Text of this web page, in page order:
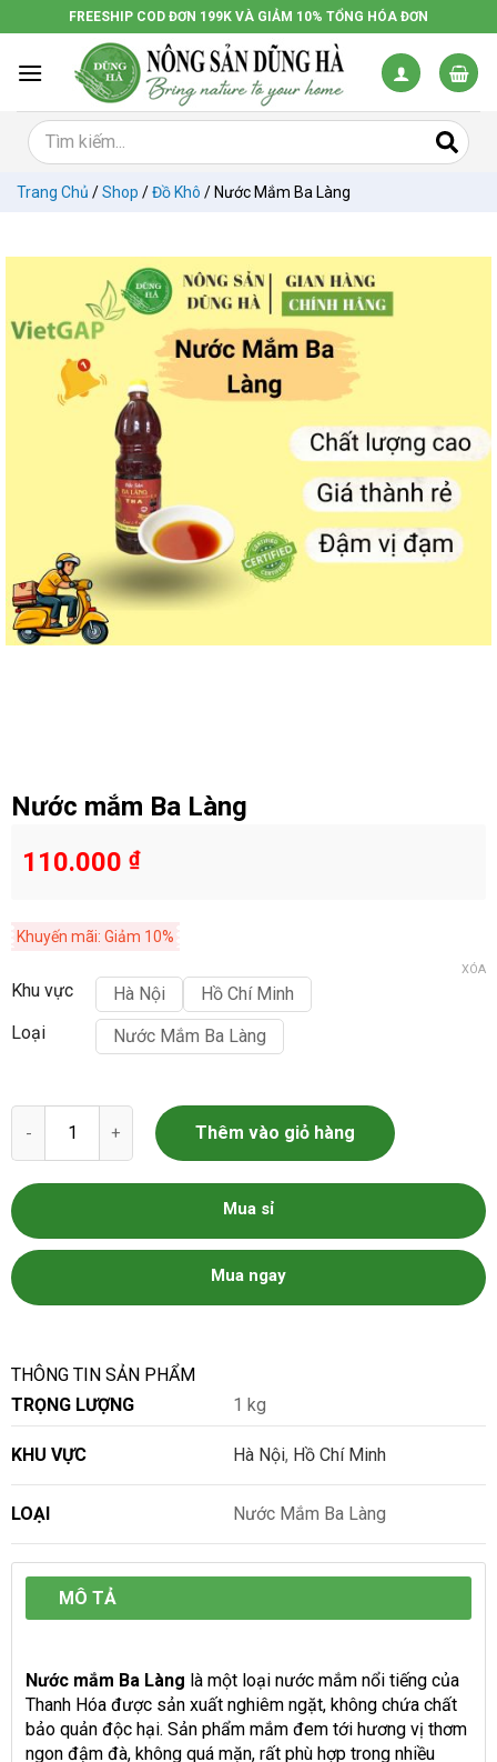
đến
dung
FREESHIP COD ĐƠN 199K VÀ GIẢM 10% TỔNG HÓA ĐƠN
Trang Chủ /Shop /Đồ Khô / Nước Mắm Ba Làng
Nước mắm Ba Làng
110.000 ₫
Khuyến mãi: Giảm 10%
Khu vực Hà Nội
Hồ Chí Minh
Loại
Nước Mắm Ba Làng
XÓA
Nước mắm Ba Làng số lượng
Thêm vào giỏ hàng
Mua sỉ
Mua ngay
THÔNG TIN SẢN PHẨM
TRỌNG LƯỢNG
1 kg
KHU VỰC Hà Nội, Hồ Chí Minh
LOẠI Nước Mắm Ba Làng
MÔ TẢ
Nước mắm Ba Làng là một loại nước mắm nổi tiếng của
Thanh Hóa được sản xuất nghiêm ngặt, không chứa chất
bảo quản độc hại. Sản phẩm mắm đem tới hương vị thơm
ngon đậm đà, không quá mặn, rất phù hợp trong nhiều